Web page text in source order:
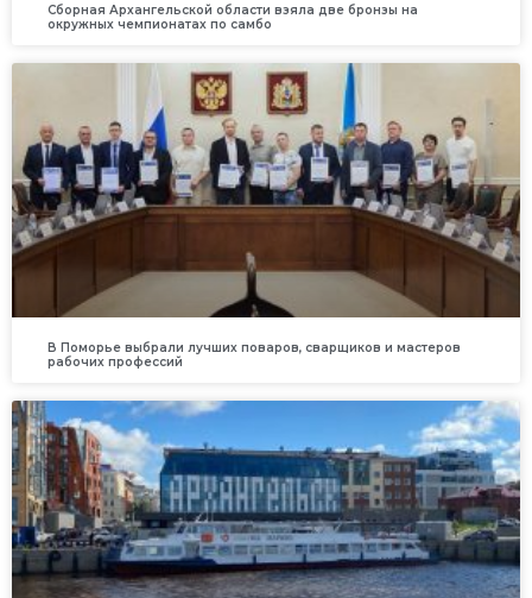
Сборная Архангельской области взяла две бронзы на
окружных чемпионатах по самбо
В Поморье выбрали лучших поваров, сварщиков и мастеров
рабочих профессий